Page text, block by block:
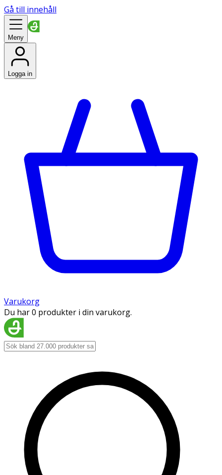
Gå till innehåll
Meny
Logga in
Varukorg
Du har 0 produkter i din varukorg.